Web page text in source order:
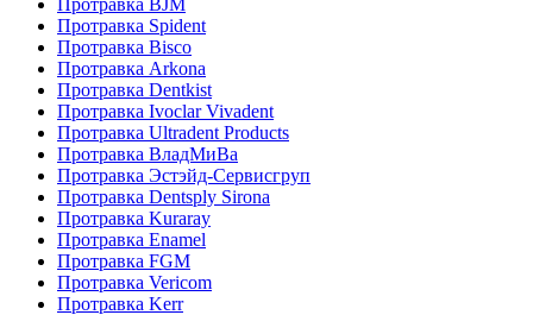
Протравка BJM
Протравка Spident
Протравка Bisco
Протравка Arkona
Протравка Dentkist
Протравка Ivoclar Vivadent
Протравка Ultradent Products
Протравка ВладМиВа
Протравка Эстэйд-Сервисгруп
Протравка Dentsply Sirona
Протравка Kuraray
Протравка Enamel
Протравка FGM
Протравка Vericom
Протравка Kerr